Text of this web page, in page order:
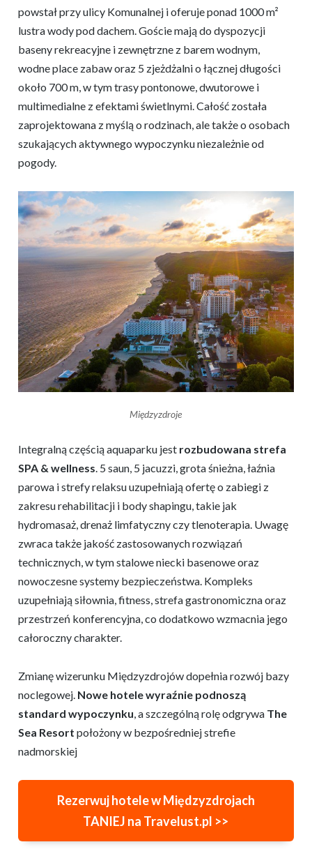
powstał przy ulicy Komunalnej i oferuje ponad 1000 m²
lustra wody pod dachem. Goście mają do dyspozycji
baseny rekreacyjne i zewnętrzne z barem wodnym,
wodne place zabaw oraz 5 zjeżdżalni o łącznej długości
około 700 m, w tym trasy pontonowe, dwutorowe i
multimedialne z efektami świetlnymi. Całość została
zaprojektowana z myślą o rodzinach, ale także o osobach
szukających aktywnego wypoczynku niezależnie od
pogody.
Międzyzdroje
Integralną częścią aquaparku jest rozbudowana strefa
SPA & wellness. 5 saun, 5 jacuzzi, grota śnieżna, łaźnia
parowa i strefy relaksu uzupełniają ofertę o zabiegi z
zakresu rehabilitacji i body shapingu, takie jak
hydromasaż, drenaż limfatyczny czy tlenoterapia. Uwagę
zwraca także jakość zastosowanych rozwiązań
technicznych, w tym stalowe niecki basenowe oraz
nowoczesne systemy bezpieczeństwa. Kompleks
uzupełniają siłownia, fitness, strefa gastronomiczna oraz
przestrzeń konferencyjna, co dodatkowo wzmacnia jego
całoroczny charakter.
Zmianę wizerunku Międzyzdrojów dopełnia rozwój bazy
noclegowej. Nowe hotele wyraźnie podnoszą
standard wypoczynku, a szczególną rolę odgrywa The
Sea Resort położony w bezpośredniej strefie
nadmorskiej
Rezerwuj hotele w Międzyzdrojach
TANIEJ na Travelust.pl >>